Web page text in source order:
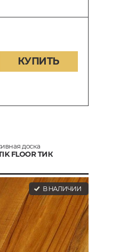
КУПИТЬ
доска
FLOOR ТИК
В НАЛИЧИИ